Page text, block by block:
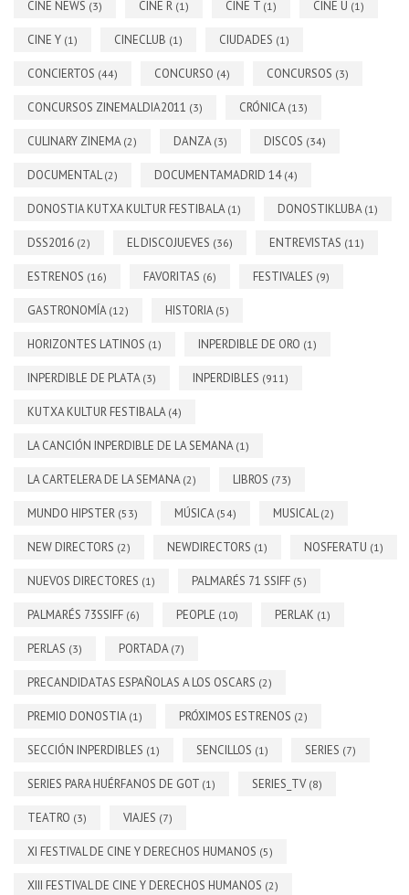
CINE NEWS (3) CINE R (1) CINE T (1) CINE U (1)
CINE Y (1) CINECLUB (1) CIUDADES (1)
CONCIERTOS (44) CONCURSO (4) CONCURSOS (3)
CONCURSOS ZINEMALDIA2011 (3) CRÓNICA (13)
CULINARY ZINEMA (2) DANZA (3) DISCOS (34)
DOCUMENTAL(2) DOCUMENTAMADRID 14 (4)
DONOSTIA KUTXA KULTUR FESTIBALA (1) DONOSTIKLUBA (1)
DSS2016 (2) EL DISCOJUEVES (36) ENTREVISTAS (11)
ESTRENOS (16) FAVORITAS (6) FESTIVALES (9)
GASTRONOMÍA (12) HISTORIA (5)
HORIZONTES LATINOS (1) INPERDIBLE DE ORO (1)
INPERDIBLE DE PLATA (3) INPERDIBLES (911)
KUTXA KULTUR FESTIBALA (4)
LA CANCIÓN INPERDIBLE DE LA SEMANA (1)
LA CARTELERA DE LA SEMANA (2) LIBROS (73)
MUNDO HIPSTER (53) MÚSICA (54) MUSICAL(2)
NEW DIRECTORS (2) NEWDIRECTORS (1) NOSFERATU (1)
NUEVOS DIRECTORES (1) PALMARÉS 71 SSIFF (5)
PALMARÉS 73SSIFF (6) PEOPLE (10) PERLAK (1)
PERLAS (3) PORTADA (7)
PRECANDIDATAS ESPAÑOLAS A LOS OSCARS (2)
PREMIO DONOSTIA (1) PRÓXIMOS ESTRENOS (2)
SECCIÓN INPERDIBLES (1) SENCILLOS (1) SERIES (7)
SERIES PARA HUÉRFANOS DE GOT (1) SERIES_TV (8)
TEATRO (3) VIAJES (7)
XI FESTIVAL DE CINE Y DERECHOS HUMANOS (5)
XIII FESTIVAL DE CINE Y DERECHOS HUMANOS (2)